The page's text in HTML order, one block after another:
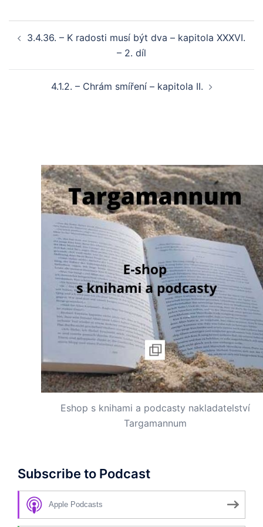
navigation
3.4.36. – K radosti musí být dva – kapitola XXXVI.
– 2. díl
4.1.2. – Chrám smíření – kapitola II.
Eshop s knihami a podcasty nakladatelství
Targamannum
Subscribe to Podcast
Apple Podcasts